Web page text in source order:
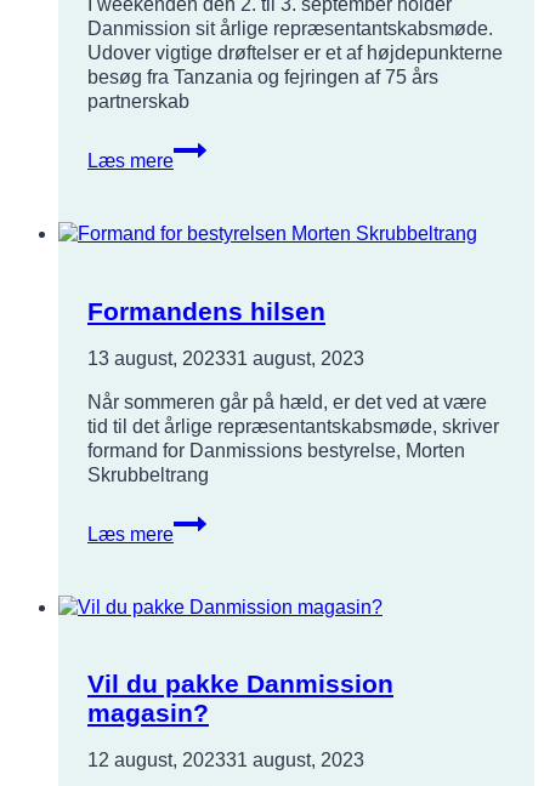
I weekenden den 2. til 3. september holder
Danmission sit årlige repræsentantskabsmøde.
Udover vigtige drøftelser er et af højdepunkterne
besøg fra Tanzania og fejringen af 75 års
partnerskab
Læs mere
Repræsentantskabsmøde
lige
Formandens hilsen
13 august, 202331 august, 2023
Når sommeren går på hæld, er det ved at være
tid til det årlige repræsentantskabsmøde, skriver
formand for Danmissions bestyrelse, Morten
Skrubbeltrang
Læs mere
Formandens
hilsen
Vil du pakke Danmission
magasin?
12 august, 202331 august, 2023